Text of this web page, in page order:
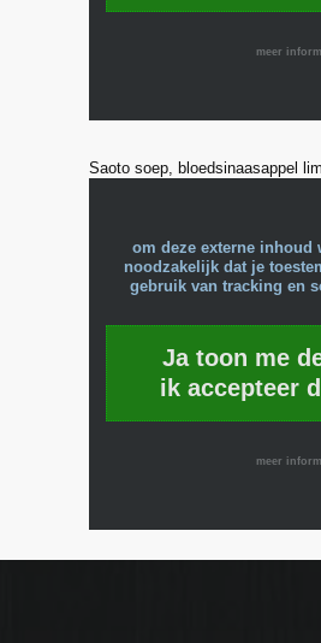
meer
Saoto soep, bloedsinaasappel
om deze externe inhoud
noodzakelijk dat je
gebruik van tracking en
Ja toon me
ik accepteer
meer